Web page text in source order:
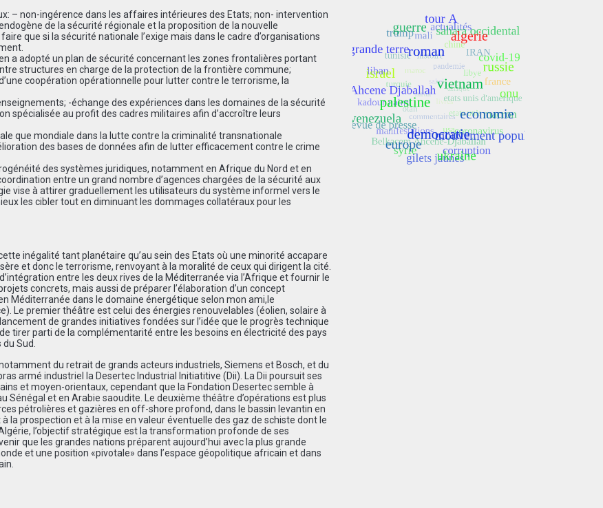
– non-ingérence dans les affaires intérieures des Etats; non- intervention
de la sécurité régionale et la proposition de la nouvelle
que si la sécurité nationale l’exige mais dans le cadre d’organisations
a adopté un plan de sécurité concernant les zones frontalières portant
structures en charge de la protection de la frontière commune;
coopération opérationnelle pour lutter contre le terrorisme, la
-échange des expériences dans les domaines de la sécurité
spécialisée au profit des cadres militaires afin d’accroître leurs
que mondiale dans la lutte contre la criminalité transnationale
des bases de données afin de lutter efficacement contre le crime
des systèmes juridiques, notamment en Afrique du Nord et en
entre un grand nombre d’agences chargées de la sécurité aux
vise à attirer graduellement les utilisateurs du système informel vers le
les cibler tout en diminuant les dommages collatéraux pour les
inégalité tant planétaire qu’au sein des Etats où une minorité accapare
et donc le terrorisme, renvoyant à la moralité de ceux qui dirigent la cité.
entre les deux rives de la Méditerranée via l’Afrique et fournir le
concrets, mais aussi de préparer l’élaboration d’un concept
Méditerranée dans le domaine énergétique selon mon ami,le
Le premier théâtre est celui des énergies renouvelables (éolien, solaire à
de grandes initiatives fondées sur l’idée que le progrès technique
tirer parti de la complémentarité entre les besoins en électricité des pays
Sud.
du retrait de grands acteurs industriels, Siemens et Bosch, et du
armé industriel la Desertec Industrial Initiatitive (Dii). La Dii poursuit ses
et moyen-orientaux, cependant que la Fondation Desertec semble à
Sénégal et en Arabie saoudite. Le deuxième théâtre d’opérations est plus
pétrolières et gazières en off-shore profond, dans le bassin levantin en
la prospection et à la mise en valeur éventuelle des gaz de schiste dont le
l’objectif stratégique est la transformation profonde de ses
que les grandes nations préparent aujourd’hui avec la plus grande
et une position «pivotale» dans l’espace géopolitique africain et dans